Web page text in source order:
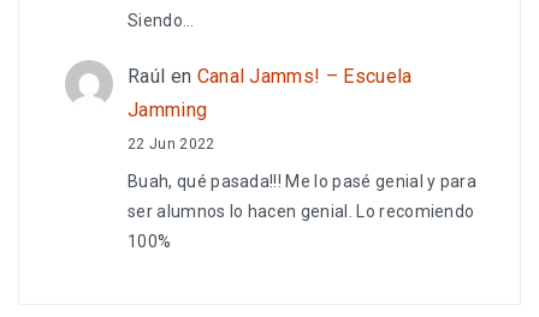
Siendo…
Raúl en Canal Jamms! – Escuela
Jamming
22 Jun 2022
Buah, qué pasada!!! Me lo pasé genial y para
ser alumnos lo hacen genial. Lo recomiendo
100%